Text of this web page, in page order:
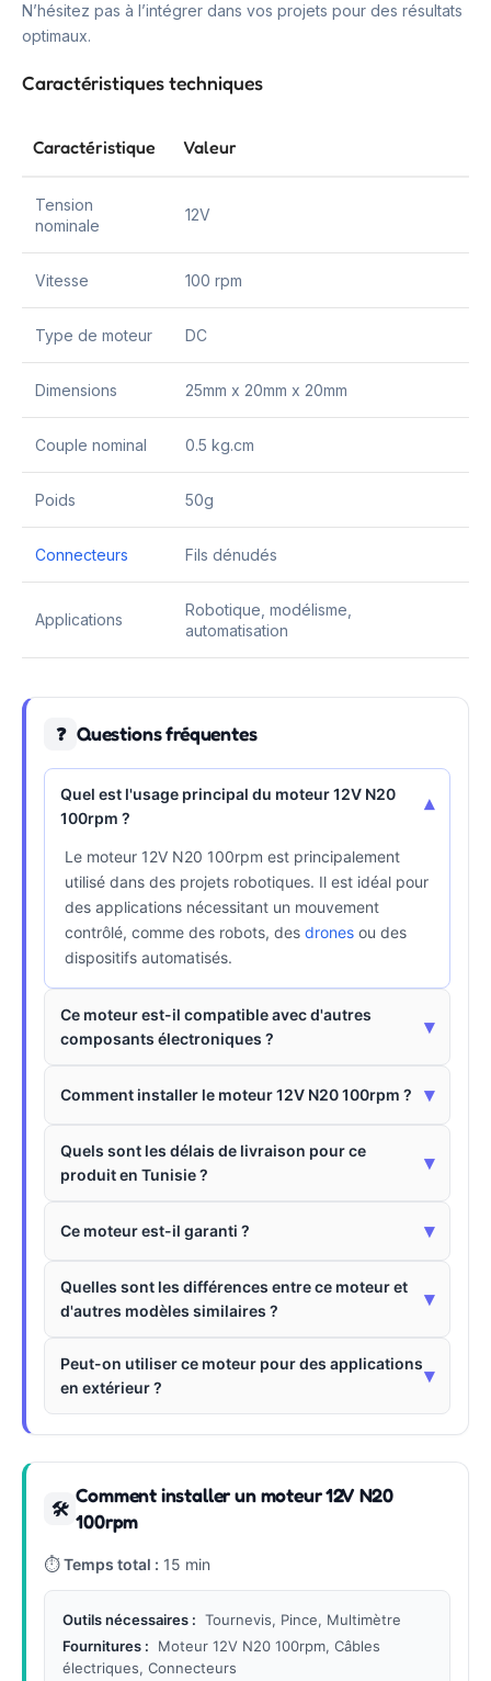
N’hésitez pas à l’intégrer dans vos projets pour des résultats
optimaux.
Caractéristiques techniques
Caractéristique Valeur
Tension
nominale
12V
Vitesse 100 rpm
Type de moteur DC
Dimensions 25mm x 20mm x 20mm
Couple nominal 0.5 kg.cm
Poids 50g
Connecteurs Fils dénudés
Applications
Robotique, modélisme,
automatisation
❓ Questions fréquentes
Quel est l'usage principal du moteur 12V N20
100rpm ?
▾
Le moteur 12V N20 100rpm est principalement
utilisé dans des projets robotiques. Il est idéal pour
des applications nécessitant un mouvement
contrôlé, comme des robots, des drones ou des
dispositifs automatisés.
Ce moteur est-il compatible avec d'autres
composants électroniques ?
▾
Comment installer le moteur 12V N20 100rpm ? ▾
Quels sont les délais de livraison pour ce
produit en Tunisie ?
▾
Ce moteur est-il garanti ? ▾
Quelles sont les différences entre ce moteur et
d'autres modèles similaires ?
▾
Peut-on utiliser ce moteur pour des applications
en extérieur ?
▾
🛠
Comment installer un moteur 12V N20
100rpm
⏱Temps total : 15 min
Outils nécessaires : Tournevis, Pince, Multimètre
Fournitures :
Moteur 12V N20 100rpm, Câbles
électriques, Connecteurs